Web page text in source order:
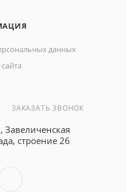
данных
ЗАКАЗАТЬ ЗВОНОК
Завеличенская
строение 26